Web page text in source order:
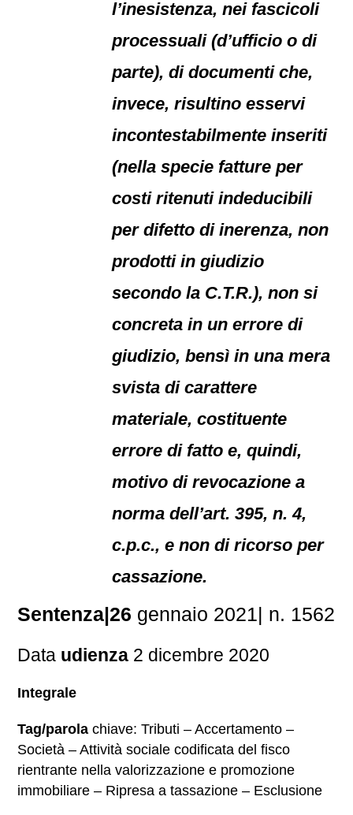
l’inesistenza, nei fascicoli
processuali (d’ufficio o di
parte), di documenti che,
invece, risultino esservi
incontestabilmente inseriti
(nella specie fatture per
costi ritenuti indeducibili
per difetto di inerenza, non
prodotti in giudizio
secondo la C.T.R.), non si
concreta in un errore di
giudizio, bensì in una mera
svista di carattere
materiale, costituente
errore di fatto e, quindi,
motivo di revocazione a
norma dell’art. 395, n. 4,
c.p.c., e non di ricorso per
cassazione.
Sentenza|26 gennaio 2021| n. 1562
Data udienza 2 dicembre 2020
Integrale
Tag/parola chiave: Tributi – Accertamento –
Società – Attività sociale codificata del fisco
rientrante nella valorizzazione e promozione
immobiliare – Ripresa a tassazione – Esclusione